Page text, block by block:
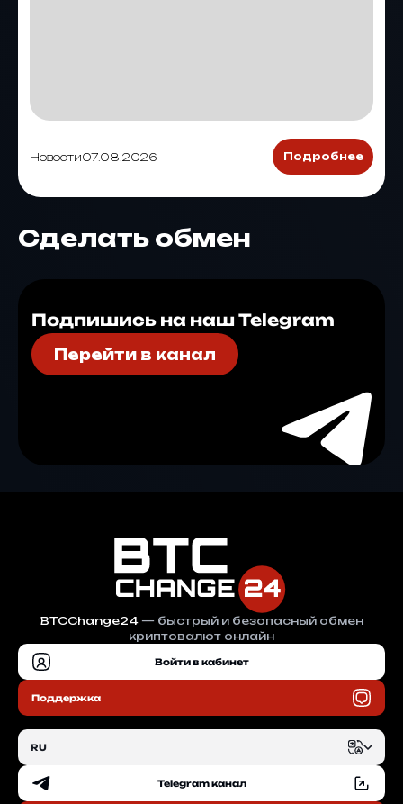
Новости07.08.2026 Подробнее
Сделать обмен
Подпишись на наш Telegram
Перейти в канал
BTCChange24— быстрый и безопасный обмен
криптовалют онлайн
Войти в кабинет
Поддержка
RU
EN Telegram канал